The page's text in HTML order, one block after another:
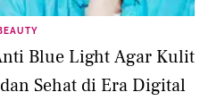
Blue Light Agar Kulit
Sehat di Era Digital